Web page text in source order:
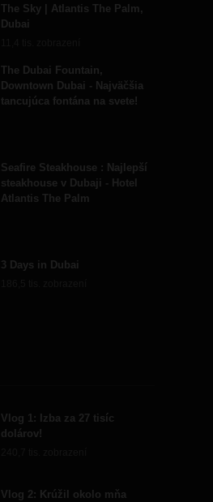
The Sky | Atlantis The Palm,
Dubai
The Dubai Fountain,
Downtown Dubai - Najväčšia
tancujúca fontána na svete!
Seafire Steakhouse : Najlepší
steakhouse v Dubaji - Hotel
Atlantis The Palm
3 Days in Dubai
Vlog 1: Izba za 27 tisíc
dolárov!
Vlog 2: Krúžil okolo mňa